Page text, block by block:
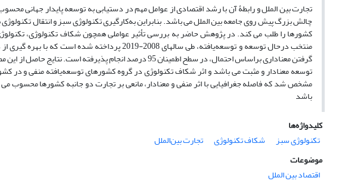
تجارت بین ‏الملل و رابطۀ آن با رشد اقتصادی از عوامل مهم در دستیابی به توسعه پایدار جهانی
چالش بزرگ پیش روی جامعه بین ‏الملل می‏ باشد. بنابراین به‌کارگیری تکنولوژی سبز و انتقال
کشورها را طلب می‏ کند. در پژوهش حاضر به بررسی تأثیر عواملی همچون شکاف تکنولوژی،
منتخب درحال توسعه و توسعه‌یافته، طی سال‏های 2008-
گرفتن معنا‏داری براساس احتمال، در سطح اطمینان 95 درصد
‏توسعه معنادار و مثبت می ‏باشد و اثر شکاف تکنولوژی در گروه کشورهای توسعه‌یافته منفی و
مشخص شد که فاصله جغرافیایی با اثر منفی و معنادار، مانعی بر تجارت دو جانبه کشورها محسوب
باشد
کلیدواژه‌ها
تکنولوژی سبز
شکاف تکنولوژی
تجارت بین‌الملل
موضوعات
اقتصاد بین الملل